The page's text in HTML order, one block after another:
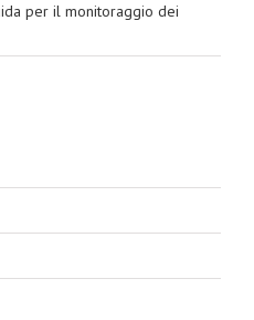
per il monitoraggio dei